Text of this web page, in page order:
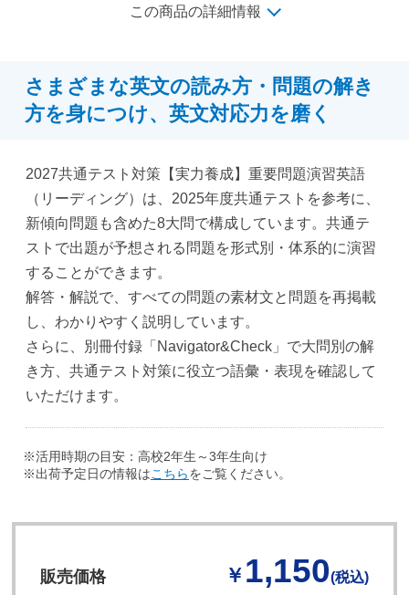
この商品の詳細情報
さまざまな英文の読み方・問題の解き
方を身につけ、英文対応力を磨く
2027共通テスト対策【実力養成】重要問題演習英語
（リーディング）は、2025年度共通テストを参考に、
新傾向問題も含めた8大問で構成しています。共通テ
ストで出題が予想される問題を形式別・体系的に演習
することができます。
解答・解説で、すべての問題の素材文と問題を再掲載
し、わかりやすく説明しています。
さらに、別冊付録「Navigator&Check」で大問別の解
き方、共通テスト対策に役立つ語彙・表現を確認して
いただけます。
※活用時期の目安：高校2年生～3年生向け
※出荷予定日の情報はこちらをご覧ください。
販売価格 ￥ 1,150(税込)